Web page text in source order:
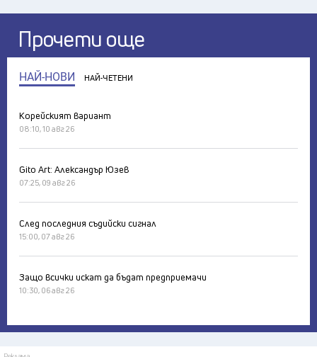
Прочети още
НАЙ-НОВИ НАЙ-ЧЕТЕНИ
Корейският вариант
08:10, 10 авг 26
Gito Art: Александър Юзев
07:25, 09 авг 26
След последния съдийски сигнал
15:00, 07 авг 26
Защо всички искат да бъдат предприемачи
10:30, 06 авг 26